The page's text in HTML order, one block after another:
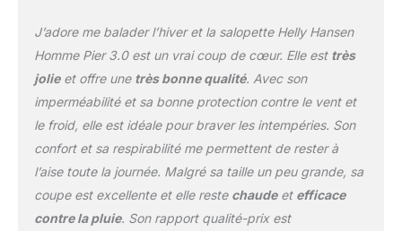
ainsi que le haut dos
protecteur, empêchent la
pénétration d'humidité et
offrent un confort
optimal Les bretelles
réglables, la taille
élastique et la
construction renforcée
du siège et du genou
assurent un ajustement
et une liberté de
J’adore me balader l’hiver et la salopette Helly Hansen
Homme Pier 3.0 est un vrai coup de cœur. Elle est très
jolieet offre une très bonne qualité. Avec son
imperméabilité et sa bonne protection contre le vent et
le froid, elle est idéale pour braver les intempéries. Son
confort et sa respirabilité me permettent de rester à
l’aise toute la journée. Malgré sa taille un peu grande, sa
coupe est excellente et elle reste chaudeet efficace
contre la pluie. Son rapport qualité-prix est